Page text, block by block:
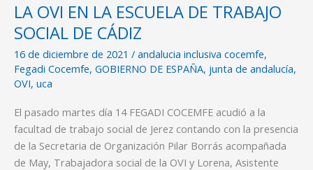
LA OVI EN LA ESCUELA DE TRABAJO
SOCIAL DE CÁDIZ
16 de diciembre de 2021 / andalucia inclusiva cocemfe,
Fegadi Cocemfe, GOBIERNO DE ESPAÑA, junta de andalucía,
OVI, uca
El pasado martes día 14 FEGADI COCEMFE acudió a la
facultad de trabajo social de Jerez contando con la presencia
de la Secretaria de Organización Pilar Borrás acompañada
de May, Trabajadora social de la OVI y Lorena, Asistente
LA
OVI
EN
LA
ESCUELA
TRABAJO
SOCIAL
DE
CÁDIZ